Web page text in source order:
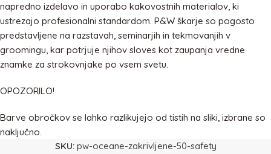
napredno izdelavo in uporabo kakovostnih materialov, ki
ustrezajo profesionalni standardom. P&W škarje so pogosto
predstavljene na razstavah, seminarjih in tekmovanjih v
groomingu, kar potrjuje njihov sloves kot zaupanja vredne
znamke za strokovnjake po vsem svetu.
OPOZORILO!
Barve obročkov se lahko razlikujejo od tistih na sliki, izbrane so
naključno.
SKU: pw-oceane-zakrivljene-50-safety